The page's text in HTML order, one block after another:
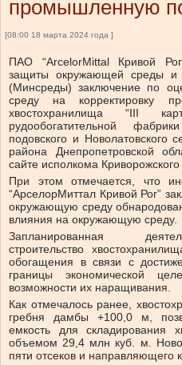
промышленную
[08:00 18 марта 2024 года ]
ПАО “ArcelorMittal Кривой
защиты окружающей среды и
(Минсреды) заключение по
среду на корректировку
хвостохранилища “III
рудообогатительной
подовского и Новолатовского
района Днепропетровской
сайте исполкома Криворожского
При этом отмечается, что
“АрселорМиттал Кривой Рог”
окружающую среду
влияния на окружающую среду.
Запланированная
строительство
обогащения в связи с
границы экономической
возможности их наращивания.
Как отмечалось ранее,
гребня дамбы +100,0 м,
емкость для складирования
объемом 29,4 млн куб. м.
пяти отсеков и направляющего